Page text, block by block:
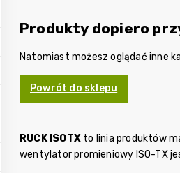
Produkty dopiero
Natomiast możesz oglądać inne
Powrót do sklepu
RUCK ISOTX to linia produktów
wentylator promieniowy ISO-TX